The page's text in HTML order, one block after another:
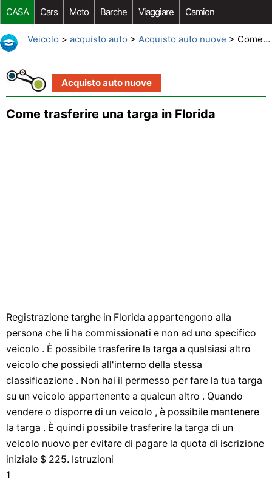
CASA Cars Moto Barche Viaggiare Camion
Riparazione Auto Acquisto Auto Car Opzioni Aftermarket
Veicolo > acquisto auto > Acquisto auto nuove > Come trasferire una targa in Florida
Acquisto auto nuove
Come trasferire una targa in Florida
Registrazione targhe in Florida appartengono alla
persona che li ha commissionati e non ad uno specifico
veicolo . È possibile trasferire la targa a qualsiasi altro
veicolo che possiedi all'interno della stessa
classificazione . Non hai il permesso per fare la tua targa
su un veicolo appartenente a qualcun altro . Quando
vendere o disporre di un veicolo , è possibile mantenere
la targa . È quindi possibile trasferire la targa di un
veicolo nuovo per evitare di pagare la quota di iscrizione
iniziale $ 225. Istruzioni
1